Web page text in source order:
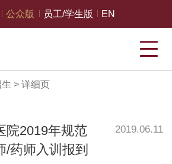
公众版 员工/学生版 EN
> 详细页
院2019年规范
/药师入训报到
2019.06.11